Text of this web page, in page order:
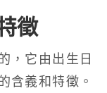
徵
，它由出生日
含義和特徵。